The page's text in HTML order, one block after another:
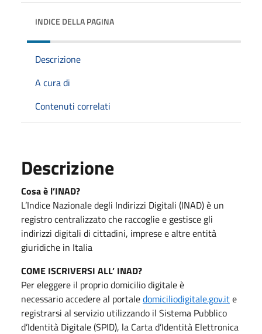
INDICE DELLA PAGINA
Descrizione
A cura di
Contenuti correlati
Descrizione
Cosa è l’INAD?
L’Indice Nazionale degli Indirizzi Digitali (INAD) è un
registro centralizzato che raccoglie e gestisce gli
indirizzi digitali di cittadini, imprese e altre entità
giuridiche in Italia
COME ISCRIVERSI ALL’ INAD?
Per eleggere il proprio domicilio digitale è
necessario accedere al portaledomiciliodigitale.gov.ite
registrarsi al servizio utilizzando il Sistema Pubblico
d’Identità Digitale (SPID), la Carta d’Identità Elettronica